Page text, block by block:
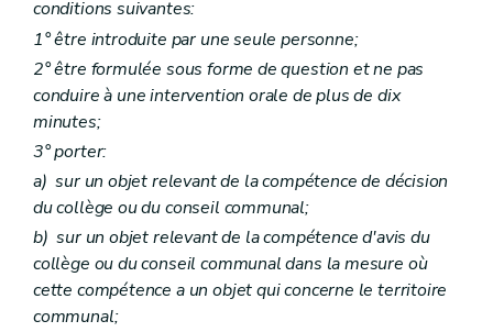
Art. L2212-4
Section 2 Le conseil provincial
Sous-section première Mode de désignation et statut des conseillers provinciaux
Art. L2212-5
Art. L2212-6
Sous-section 2 Réunions et délibérations du conseil provincial
Art. L2212-10
Art. L2212-11
Art. L2212-12
Art. L2212-13
Art. L2212-14
Art. L2212-15
conditions suivantes:
1° être introduite par une seule personne;
2° être formulée sous forme de question et ne pas
conduire à une intervention orale de plus de dix
minutes;
3° porter:
a) sur un objet relevant de la compétence de décision
du collège ou du conseil communal;
b) sur un objet relevant de la compétence d'avis du
collège ou du conseil communal dans la mesure où
cette compétence a un objet qui concerne le territoire
communal;